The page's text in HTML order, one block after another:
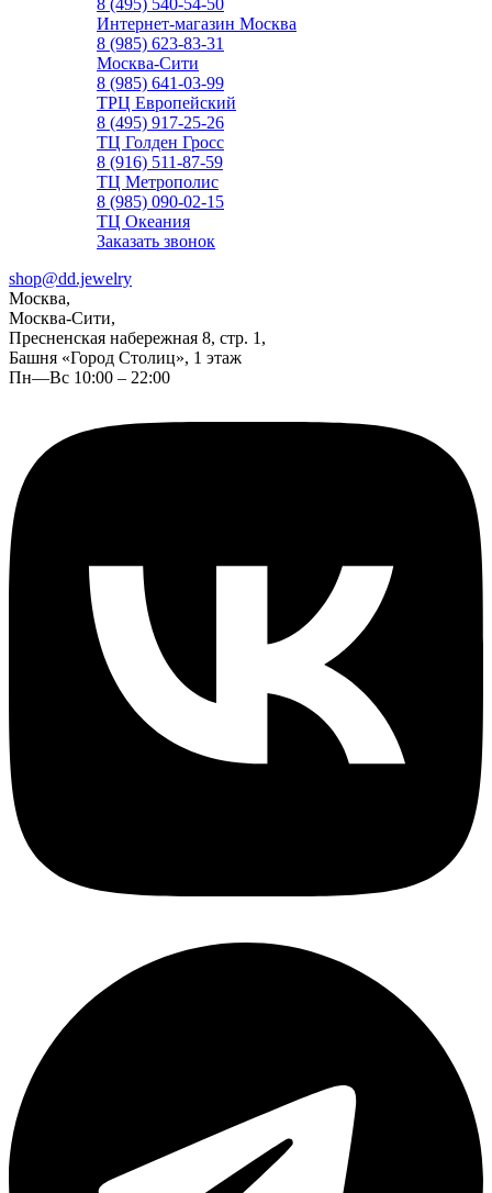
8 (495) 540-54-50
Интернет-магазин Москва
8 (985) 623-83-31
Москва-Сити
8 (985) 641-03-99
ТРЦ Европейский
8 (495) 917-25-26
ТЦ Голден Гросс
8 (916) 511-87-59
ТЦ Метрополис
8 (985) 090-02-15
ТЦ Океания
Заказать звонок
shop@dd.jewelry
Москва,
Москва-Сити,
Пресненская набережная 8, стр. 1,
Башня «Город Столиц», 1 этаж
Пн—Вс 10:00 – 22:00